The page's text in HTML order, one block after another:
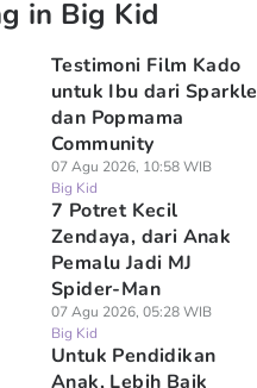
in Big Kid
Testimoni Film Kado
untuk Ibu dari Sparkle
dan Popmama
Community
07 Agu 2026, 10:58 WIB
Big Kid
7 Potret Kecil
Zendaya, dari Anak
Pemalu Jadi MJ
Spider-Man
07 Agu 2026, 05:28 WIB
Big Kid
Untuk Pendidikan
Anak, Lebih Baik